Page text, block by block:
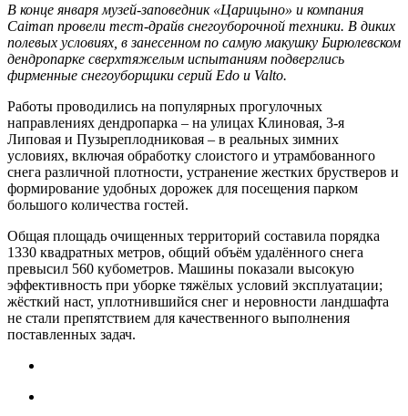
В конце января музей-заповедник «Царицыно» и компания
Caiman провели тест-драйв снегоуборочной техники. В диких
полевых условиях, в занесенном по самую макушку Бирюлевском
дендропарке сверхтяжелым испытаниям подверглись
фирменные снегоуборщики серий Edo и Valto.
Работы проводились на популярных прогулочных
направлениях дендропарка – на улицах Клиновая, 3-я
Липовая и Пузыреплодниковая – в реальных зимних
условиях, включая обработку слоистого и утрамбованного
снега различной плотности, устранение жестких брустверов и
формирование удобных дорожек для посещения парком
большого количества гостей.
Общая площадь очищенных территорий составила порядка
1330 квадратных метров, общий объём удалённого снега
превысил 560 кубометров. Машины показали высокую
эффективность при уборке тяжёлых условий эксплуатации;
жёсткий наст, уплотнившийся снег и неровности ландшафта
не стали препятствием для качественного выполнения
поставленных задач.